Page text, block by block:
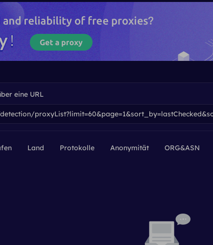
eine URL
Land Protokolle Anonymität ORG&ASN